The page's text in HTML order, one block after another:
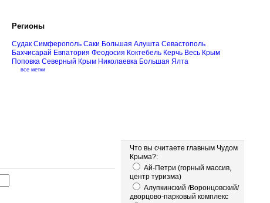
Регионы
Судак Симферополь Саки Большая Алушта Севастополь
Бахчисарай Евпатория Феодосия Коктебель Керчь Весь Крым
Поповка Северный Крым Николаевка Большая Ялта
все метки
Что вы считаете главным Чудом
Крыма?:
Ай-Петри (горный массив,
центр туризма)
Алупкинский /Воронцовский/
дворцово-парковый комплекс